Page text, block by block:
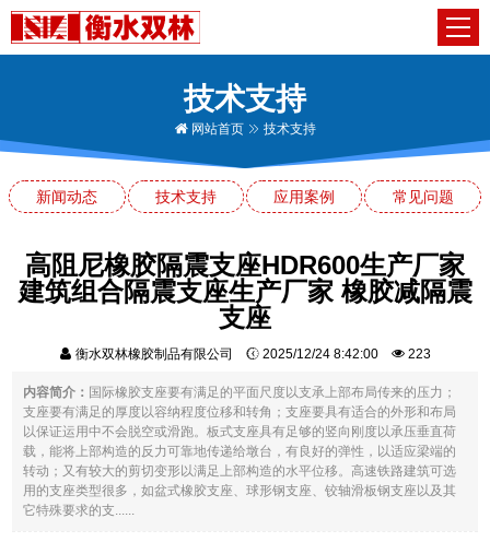
技术支持
网站首页 技术支持
新闻动态 技术支持 应用案例 常见问题
高阻尼橡胶隔震支座HDR600生产厂家
建筑组合隔震支座生产厂家 橡胶减隔震
支座
衡水双林橡胶制品有限公司 2025/12/24 8:42:00 223
内容简介： 国际橡胶支座要有满足的平面尺度以支承上部布局传来的压力；
支座要有满足的厚度以容纳程度位移和转角；支座要具有适合的外形和布局
以保证运用中不会脱空或滑跑。板式支座具有足够的竖向刚度以承压垂直荷
载，能将上部构造的反力可靠地传递给墩台，有良好的弹性，以适应梁端的
转动；又有较大的剪切变形以满足上部构造的水平位移。高速铁路建筑可选
用的支座类型很多，如盆式橡胶支座、球形钢支座、铰轴滑板钢支座以及其
它特殊要求的支......